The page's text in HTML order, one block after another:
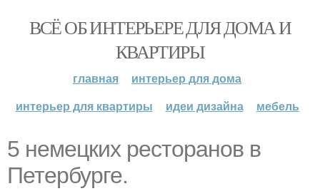
ВСЁ ОБ ИНТЕРЬЕРЕ ДЛЯ ДОМА И
КВАРТИРЫ
главная
интерьер для дома
интерьер для квартиры
идеи дизайна мебель
5 немецких ресторанов в
Петербурге.